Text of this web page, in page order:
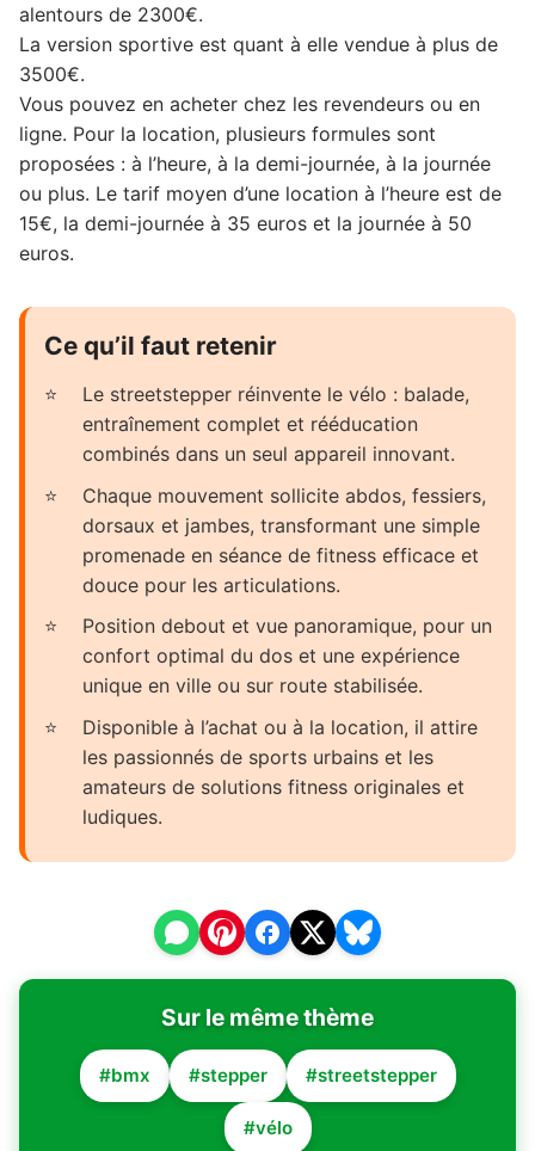
alentours de 2300€.
La version sportive est quant à elle vendue à plus de
3500€.
Vous pouvez en acheter chez les revendeurs ou en
ligne. Pour la location, plusieurs formules sont
proposées : à l’heure, à la demi-journée, à la journée
ou plus. Le tarif moyen d’une location à l’heure est de
15€, la demi-journée à 35 euros et la journée à 50
euros.
Ce qu’il faut retenir
Le streetstepper réinvente le vélo : balade,
entraînement complet et rééducation
combinés dans un seul appareil innovant.
Chaque mouvement sollicite abdos, fessiers,
dorsaux et jambes, transformant une simple
promenade en séance de fitness efficace et
douce pour les articulations.
Position debout et vue panoramique, pour un
confort optimal du dos et une expérience
unique en ville ou sur route stabilisée.
Disponible à l’achat ou à la location, il attire
les passionnés de sports urbains et les
amateurs de solutions fitness originales et
ludiques.
Sur le même thème
#bmx #stepper #streetstepper
#vélo